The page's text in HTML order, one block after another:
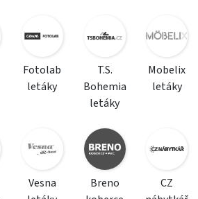
Fotolab
letáky
T.S.
Bohemia
letáky
Mobelix
letáky
Vesna
Breno
CZ